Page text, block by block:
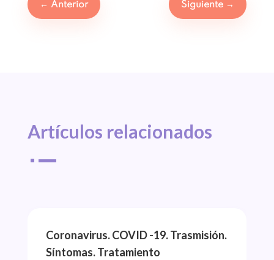
← Anterior Siguiente →
Artículos relacionados
^
Coronavirus. COVID -19. Trasmisión.
Síntomas. Tratamiento